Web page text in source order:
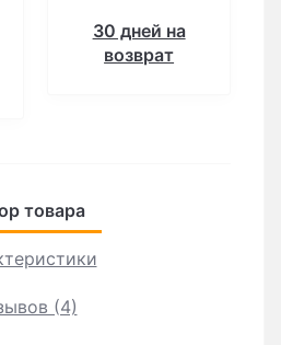
30 дней на
возврат
товара
(4)